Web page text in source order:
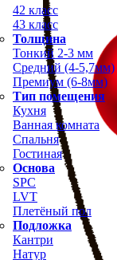
42 класс
43 класс
Толщина
Тонкий 2-3 мм
Средний (4-5,7мм)
Премиум (6-8мм)
Тип помещения
Кухня
Ванная комната
Спальня
Гостиная
Основа
SPC
LVT
Плетёный пол
Подложка
Кантри
Натур